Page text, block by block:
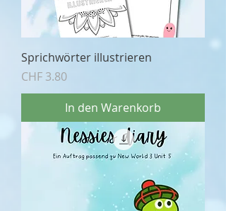
Sprichwörter illustrieren
Preis
CHF 3.80
In den Warenkorb